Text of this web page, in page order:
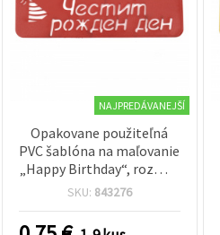
NAJPREDÁVANEJŠÍ
Opakovane použiteľná
PVC šablóna na maľovanie
„Happy Birthday“, rozmer
motívu 14 × 4,5 cm
SKU: 843276